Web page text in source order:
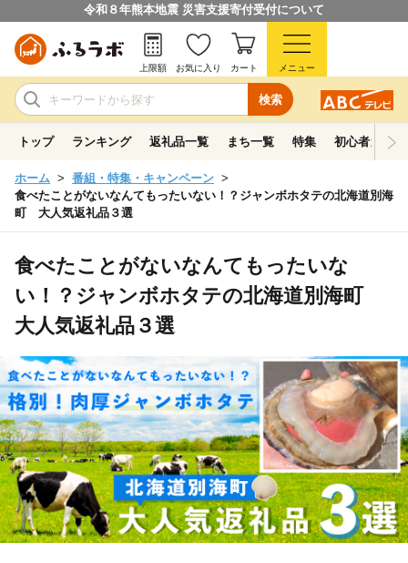
令和８年熊本地震 災害支援寄付受付について
検索
上限額 お気に入り カート メニュー
トップ ランキング 返礼品一覧 まち一覧 特集 初心者ガイド
ホーム
番組・特集・キャンペーン
食べたことがないなんてもったいない！？ジャンボホタテの北海道別海
町 大人気返礼品３選
食べたことがないなんてもったいな
い！？ジャンボホタテの北海道別海町
大人気返礼品３選